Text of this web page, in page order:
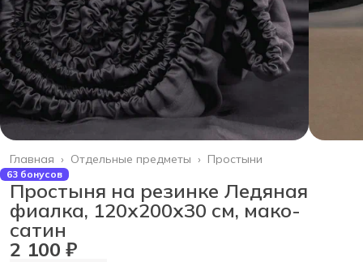
Простыни
Отдельные предметы ›
Главная ›
63 бонусов
Простыня на резинке Ледяная
фиалка, 120х200х30 см, мако-
сатин
2 100 ₽